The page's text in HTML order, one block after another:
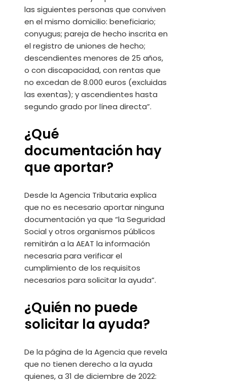
las siguientes personas que conviven
en el mismo domicilio: beneficiario;
conyugus; pareja de hecho inscrita en
el registro de uniones de hecho;
descendientes menores de 25 años,
o con discapacidad, con rentas que
no excedan de 8.000 euros (excluidas
las exentas); y ascendientes hasta
segundo grado por línea directa”.
¿Qué
documentación hay
que aportar?
Desde la Agencia Tributaria explica
que no es necesario aportar ninguna
documentación ya que “la Seguridad
Social y otros organismos públicos
remitirán a la AEAT la información
necesaria para verificar el
cumplimiento de los requisitos
necesarios para solicitar la ayuda”.
¿Quién no puede
solicitar la ayuda?
De la página de la Agencia que revela
que no tienen derecho a la ayuda
quienes, a 31 de diciembre de 2022: